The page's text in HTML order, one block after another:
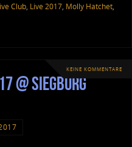
Club, Live 2017, Molly Hatchet,
KEINE KOMMENTARE
@ Siegburg